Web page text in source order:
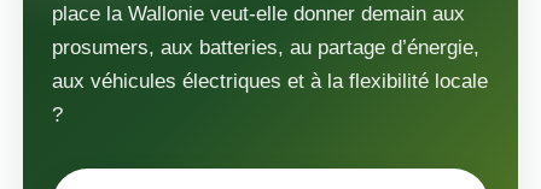
place la Wallonie veut-elle donner demain aux
prosumers, aux batteries, au partage d’énergie,
aux véhicules électriques et à la flexibilité locale
?